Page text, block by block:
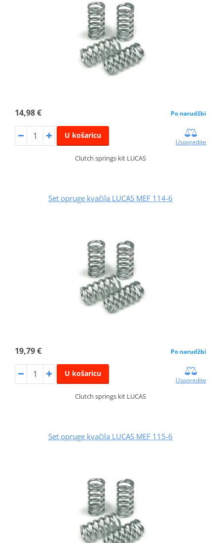
14,98 € Po narudžbi
U košaricu
Usporedite
Clutch springs kit LUCAS
Set opruge kvačila LUCAS MEF 114-6
19,79 € Po narudžbi
U košaricu
Usporedite
Clutch springs kit LUCAS
Set opruge kvačila LUCAS MEF 115-6